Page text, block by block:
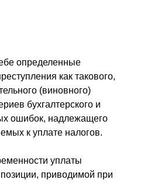
определенные
как такового,
(виновного)
бухгалтерского и
ошибок, надлежащего
к уплате налогов.
уплаты
приводимой при